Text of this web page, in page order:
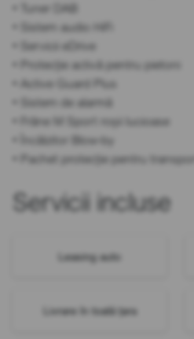
• Tuner DAB
• Sistem audio HiFi
• Servicii eDrive
• Protecție activă pentru pietoni
• Active Guard Plus
• Sistem de alarmă
• Frâne M Sport roșii lucioase
• Încălzitor Blow-by
• Pachet protecție pentru
Servicii incluse
Leasing auto
Livrare în toată țara